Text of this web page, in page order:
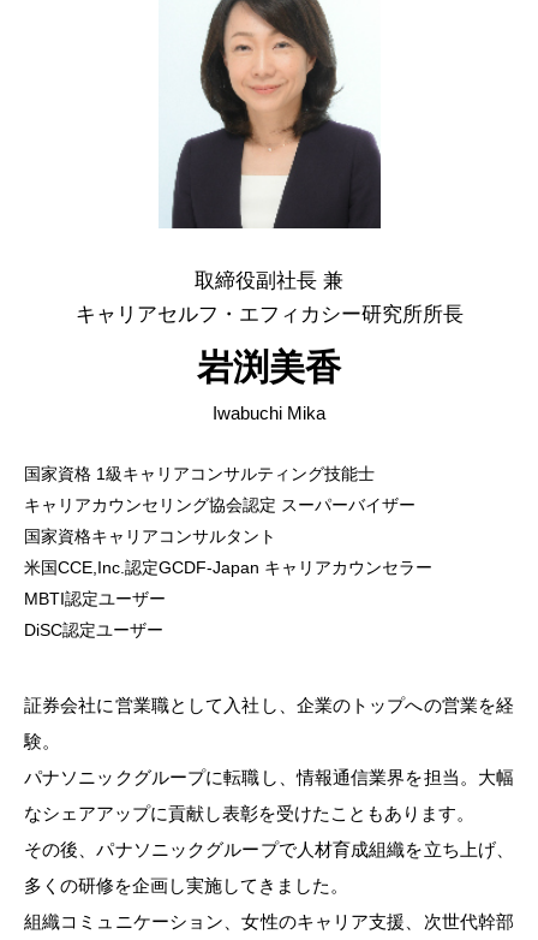
取締役副社長 兼
キャリアセルフ・エフィカシー研究所所長
岩渕美香
Iwabuchi Mika
国家資格 1級キャリアコンサルティング技能士
キャリアカウンセリング協会認定 スーパーバイザー
国家資格キャリアコンサルタント
米国CCE,Inc.認定GCDF-Japan キャリアカウンセラー
MBTI認定ユーザー
DiSC認定ユーザー
証券会社に営業職として入社し、企業のトップへの営業を経
験。
パナソニックグループに転職し、情報通信業界を担当。大幅
なシェアアップに貢献し表彰を受けたこともあります。
その後、パナソニックグループで人材育成組織を立ち上げ、
多くの研修を企画し実施してきました。
組織コミュニケーション、女性のキャリア支援、次世代幹部